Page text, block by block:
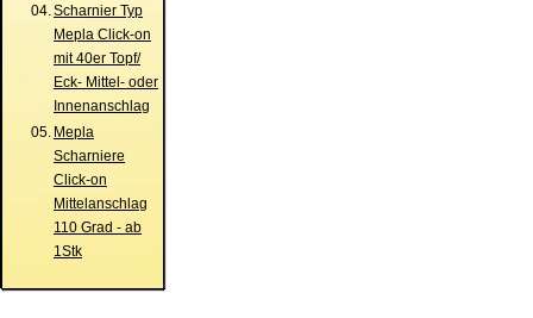
04.Scharnier Typ
Mepla Click-on
mit 40er Topf/
Eck- Mittel- oder
Innenanschlag
05. Mepla
Scharniere
Click-on
Mittelanschlag
110 Grad - ab
1Stk